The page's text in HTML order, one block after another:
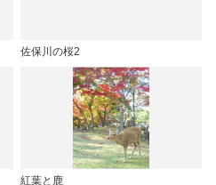
佐保川の桜2
紅葉と鹿